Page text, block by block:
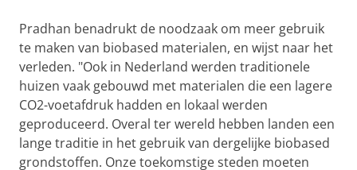
Pradhan benadrukt de noodzaak om meer gebruik
te maken van biobased materialen, en wijst naar het
verleden. "Ook in Nederland werden traditionele
huizen vaak gebouwd met materialen die een lagere
CO2-voetafdruk hadden en lokaal werden
geproduceerd. Overal ter wereld hebben landen een
lange traditie in het gebruik van dergelijke biobased
grondstoffen. Onze toekomstige steden moeten